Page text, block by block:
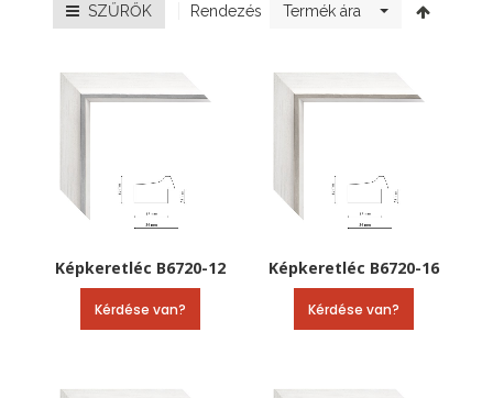
SZŰRŐK Rendezés Termék ára
Képkeretléc B6720-12
Kérdése van?
Képkeretléc B6720-16
Kérdése van?